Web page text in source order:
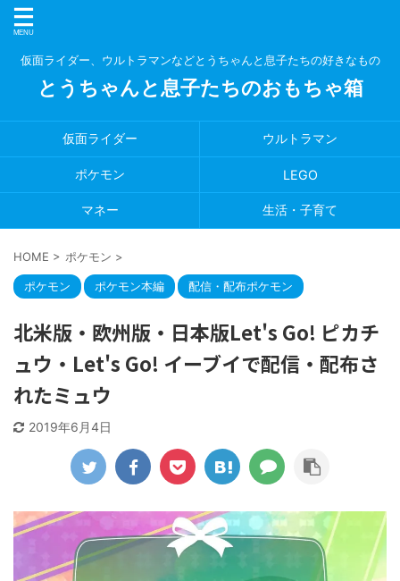
仮面ライダー、ウルトラマンなどとうちゃんと息子たちの好きなもの
とうちゃんと息子たちのおもちゃ箱
仮面ライダー ウルトラマン
ポケモン LEGO
マネー 生活・子育て
HOME > ポケモン >
ポケモン ポケモン本編 配信・配布ポケモン
北米版・欧州版・日本版Let's Go! ピカチ
ュウ・Let's Go! イーブイで配信・配布さ
れたミュウ
2019年6月4日